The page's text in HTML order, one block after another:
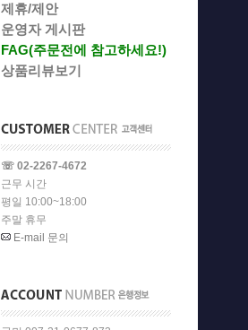
제휴/제안
운영자 게시판
FAG(주문전에 참고하세요!)
상품리뷰보기
☏ 02-2267-4672
근무 시간
평일 10:00~18:00
주말 휴무
E-mail 문의